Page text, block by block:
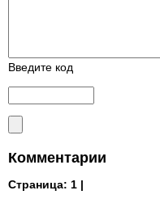
Введите код
Комментарии
Страница: 1 |